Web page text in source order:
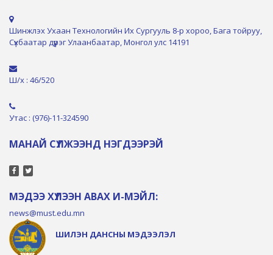
Шинжлэх Ухаан Технологийн Их Сургууль 8-р хороо, Бага тойруу,
Сүхбаатар дүүрэг Улаанбаатар, Монгол улс 14191
Ш/х : 46/520
Утас : (976)-11-324590
МАНАЙ СҮЛЖЭЭНД НЭГДЭЭРЭЙ
МЭДЭЭ ХҮЛЭЭН АВАХ И-МЭЙЛ:
news@must.edu.mn
ШИЛЭН ДАНСНЫ МЭДЭЭЛЭЛ